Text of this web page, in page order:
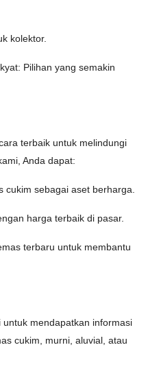
kolektor.
Pilihan yang semakin
terbaik untuk melindungi
Anda dapat:
sebagai aset berharga.
harga terbaik di pasar.
terbaru untuk membantu
mendapatkan informasi
cukim, murni, aluvial, atau